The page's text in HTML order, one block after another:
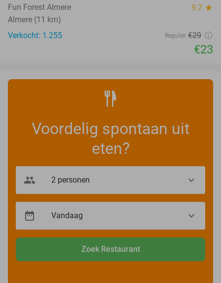
Fun Forest Almere 9.7 star
Almere (11 km)
Verkocht: 1.255
Regulier €29
€23
Voordelig spontaan uit
eten?
Zoek Restaurant